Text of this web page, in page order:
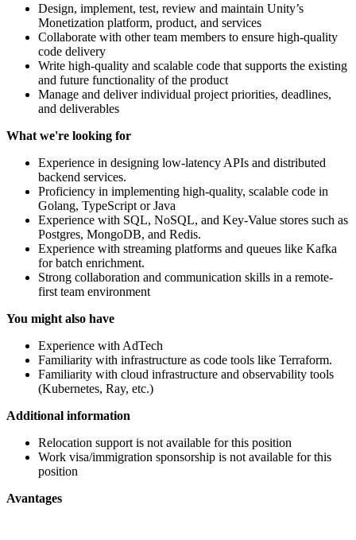
Design, implement, test, review and maintain Unity’s
Monetization platform, product, and services
Collaborate with other team members to ensure high-quality
code delivery
Write high-quality and scalable code that supports the existing
and future functionality of the product
Manage and deliver individual project priorities, deadlines,
and deliverables
What we're looking for
Experience in designing low-latency APIs and distributed
backend services.
Proficiency in implementing high-quality, scalable code in
Golang, TypeScript or Java
Experience with SQL, NoSQL, and Key-Value stores such as
Postgres, MongoDB, and Redis.
Experience with streaming platforms and queues like Kafka
for batch enrichment.
Strong collaboration and communication skills in a remote-
first team environment
You might also have
Experience with AdTech
Familiarity with infrastructure as code tools like Terraform.
Familiarity with cloud infrastructure and observability tools
(Kubernetes, Ray, etc.)
Additional information
Relocation support is not available for this position
Work visa/immigration sponsorship is not available for this
position
Avantages